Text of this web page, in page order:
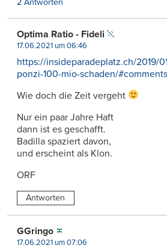
Optima Ratio - Fideli
17.06.2021 um 06:46
https://insideparadeplatz.ch/2019/
ponzi-100-mio-schaden/#comments
Wie doch die Zeit vergeht
Nur ein paar Jahre Haft
dann ist es geschafft.
Badilla spaziert davon,
und erscheint als Klon.
ORF
Antworten
GGringo
17.06.2021 um 07:06